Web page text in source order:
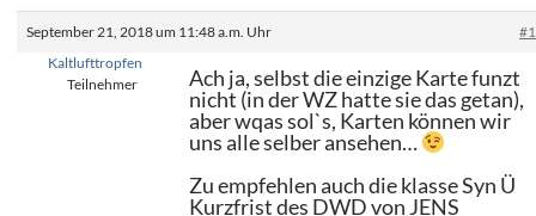
September 21, 2018 um 11:48 a.m. Uhr
Kaltlufttropfen
Teilnehmer
Ach ja, selbst die einzige Karte funzt
nicht (in der WZ hatte sie das getan),
aber wqas sol`s, Karten können wir
uns alle selber ansehen…
Zu empfehlen auch die klasse Syn Ü
Kurzfrist des DWD von JENS